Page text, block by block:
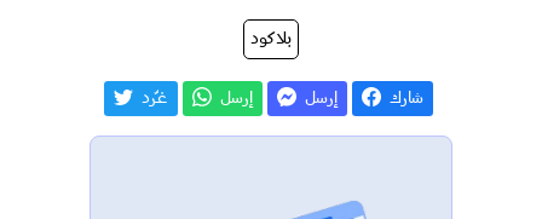
بلاكود
شارك إرسل إرسل غـّرد